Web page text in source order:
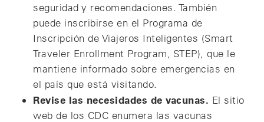
seguridad y recomendaciones. También
puede inscribirse en el Programa de
Inscripción de Viajeros Inteligentes (Smart
Traveler Enrollment Program, STEP), que le
mantiene informado sobre emergencias en
el país que está visitando.
Revise las necesidades de vacunas. El sitio
web de los CDC enumera las vacunas